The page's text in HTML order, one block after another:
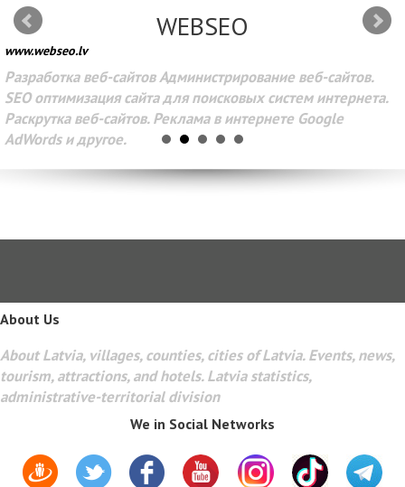
WEBSEO
www.webseo.lv
Разработка веб-сайтов Администрирование веб-сайтов.
SEO оптимизация сайта для поисковых систем интернета.
Раскрутка веб-сайтов. Реклама в интернете Google
AdWords и другое.
About Us
About Latvia, villages, counties, cities of Latvia. Events, news,
tourism, attractions, and hotels. Latvia statistics,
administrative-territorial division
We in Social Networks